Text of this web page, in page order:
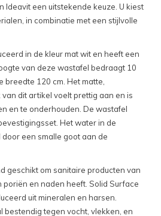
Ideavit een uitstekende keuze. U kiest
in combinatie met een stijlvolle
in de kleur mat wit en heeft een
van deze wastafel bedraagt 10
breedte 120 cm. Het matte,
dit artikel voelt prettig aan en is
en te onderhouden. De wastafel
Het water in de
een smalle goot aan de
geschikt om sanitaire producten van
poriën en naden heeft. Solid Surface
uit mineralen en harsen.
bestendig tegen vocht, vlekken, en